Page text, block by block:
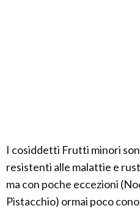
I cosiddetti Frutti minori
resistenti alle malattie e
ma con poche eccezioni
Pistacchio) ormai poco